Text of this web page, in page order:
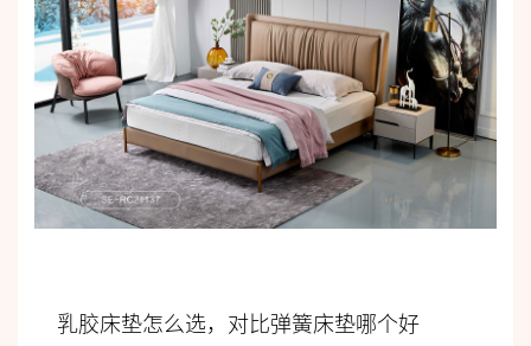
乳胶床垫怎么选，对比弹簧床垫哪个好